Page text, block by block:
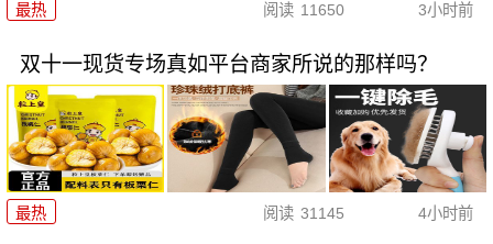
最热 阅读 11650 3小时前
双十一现货专场真如平台商家所说的那样吗？
最热 阅读 31145 4小时前